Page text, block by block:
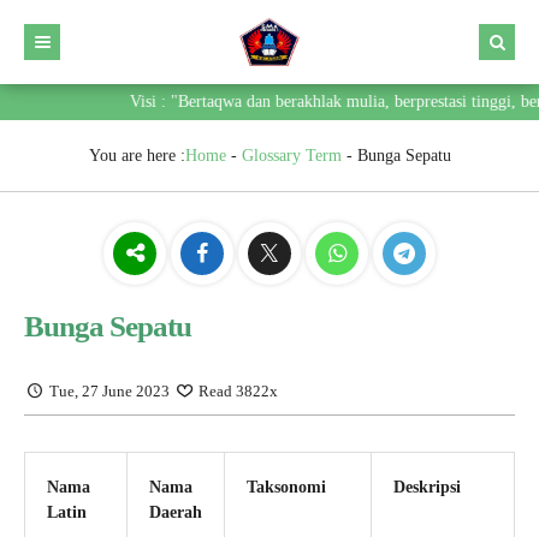
Visi : "Bertaqwa dan berakhlak mulia, berprestasi tinggi,
You are here :Home- Glossary Term- Bunga Sepatu
Bunga Sepatu
Tue, 27 June 2023 Read 3822x
Nama
Latin
Nama
Daerah
Taksonomi Deskripsi